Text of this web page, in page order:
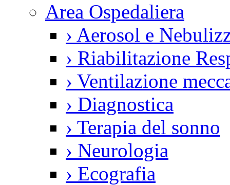
Area Ospedaliera
› Aerosol e
› Riabilitazione
› Ventilazione
› Diagnostica
› Terapia del sonno
› Neurologia
› Ecografia